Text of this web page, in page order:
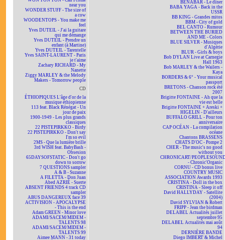
near you
WONDER STUFF - The size of
a cow
WOODENTOPS - You make me
feel
Yves DUTEIL - J'ai la guitare
qui me démange
Yves DUTEIL - Prendre un
enfant (à Martine)
Yves DUTEIL - Tarentelle
Yves SAINT-LAURENT - Paris
je t'aime
Zachary RICHARD - My
Nanette
Ziggy MARLEY & the Melody
Makers - Tomorrow people
CD
ÉTHIOPIQUES L'âge d'or de la
musique éthiopienne
113 feat. Black Rénégat - Un
jour de paix
1900-1949 - Les plus grands
classiques
22 PISTEPIRKKO - Birdy
22 PISTEPIRKKO - Don't say
I'm so evil
2MS - Que la lumière brille
3rd WISH feat. BabyBash -
Obsesion
65DAYSOFSTATIC - Don't go
down to sorrow
7 QUESTIONS sampler
A & B - Suzanne
A FILETTA - Don Juan
Abed AZRIÉ - Suerte
ABSENT FRIENDS 4 track CD
sampler
ABUS DANGEREUX face 39
ACTIVISION - APOCALYPSE
- This is the end
Adam GREEN - Minor love
ADAMI/SACEM/MIDEM -
TALENTS 98
ADAMI/SACEM/MIDEM -
TALENTS 99
Aimee MANN - 31 today
BÉNABAR - Le dîner
BABA YAGA - Back in the
USSR
BB KING - Grandes mitos
BBM - City of gold
BEL CANTO - Rumour
BETWEEN THE BURIED
AND ME - Colors
BLUE SILVER - Musiques
d'Algérie
BLUR - Girls & boys
Bob DYLAN Live at Carnegie
Hall 1963
Bob MARLEY & the Wailers -
Kaya
BORDERS & 6° - Your musical
passport
BRETONS - Chanson rock été
2007
Brigitte FONTAINE - Ah que la
vie est belle
Brigitte FONTAINE + Areski +
HIGELIN - D'ailleurs
BUFFALO GRILL - Pour ton
anniversaire
CAP OCÉAN - La compilation
océane
Chantons BRASSENS
CHATS D'OC - Pompe 2
CHER - The music's no good
without you
CHRONICART/
- Chronic'Organic
CORNU - CD bonus live
COUNTRY MUSIC
ASSOCIATION Awards 1993
CRISTINA - Doll in the box
CRISTINA - Sleep it off
David HALLYDAY - Satellite
(2004)
David SYLVIAN & Robert
FRIPP - Jean the birdman
DELABEL Actualités juillet
septembre 95
DELABEL Actualités mai août
94
DERNIÈRE BANDE
Diego IMBERT & Michel